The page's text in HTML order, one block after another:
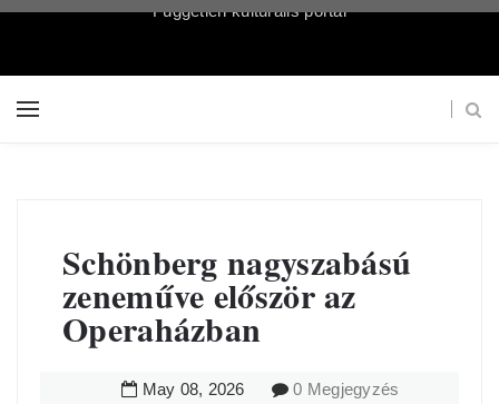
Független kulturális portál
Schönberg nagyszabású
zeneműve először az
Operaházban
May 08, 2026 0 Megjegyzés